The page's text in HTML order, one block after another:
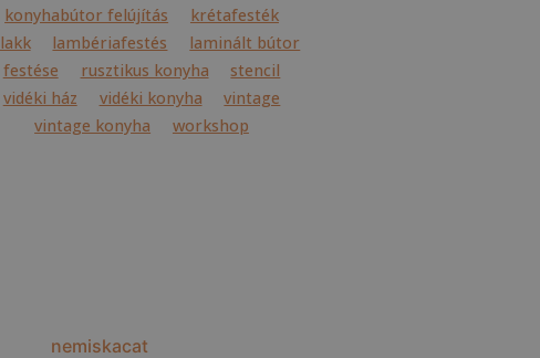
konyhabútor felújítás
krétafesték
lakk
lambériafestés
laminált bútor
festése
rusztikus konyha
stencil
vidéki ház
vidéki konyha
vintage
vintage konyha
workshop
nemiskacat